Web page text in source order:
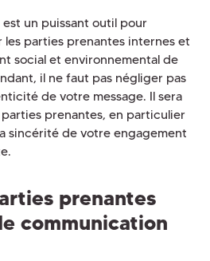
est un puissant outil pour
les parties prenantes internes et
social et environnemental de
il ne faut pas négliger pas
de votre message. Il sera
prenantes, en particulier
sincérité de votre engagement
prenantes
communication